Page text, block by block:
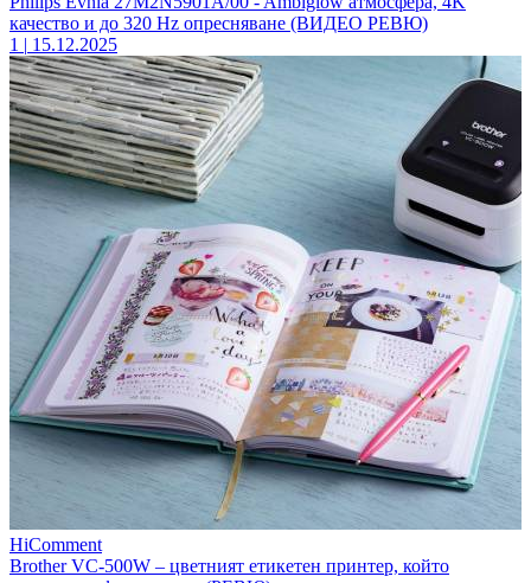
качество и до 320 Hz опресняване (ВИДЕО РЕВЮ)
1 | 15.12.2025
HiComment
Brother VC-500W – цветният етикетен принтер, който